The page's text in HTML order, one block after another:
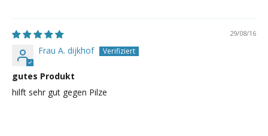
29/08/16
Frau A. dijkhof
gutes Produkt
hilft sehr gut gegen Pilze